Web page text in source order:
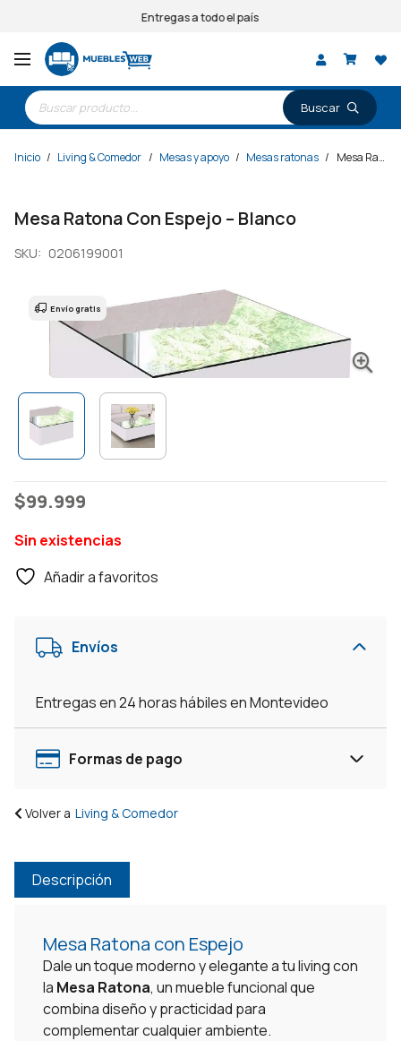
Entregas a todo el país
Búsqueda
de
productos
Inicio / Living & Comedor / Mesas y apoyo / Mesas ratonas / Mesa Ratona Con Espejo – Blanco
Mesa Ratona Con Espejo – Blanco
SKU: 0206199001
Envío gratis
$99.999
Sin existencias
Añadir a favoritos
Envíos
Entregas en 24 horas hábiles en Montevideo
Formas de pago
Volver a Living & Comedor
Descripción
Mesa Ratona con Espejo
Dale un toque moderno y elegante a tu living con
la Mesa Ratona, un mueble funcional que
combina diseño y practicidad para
complementar cualquier ambiente.